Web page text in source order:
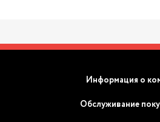
Информация о
Обслуживание